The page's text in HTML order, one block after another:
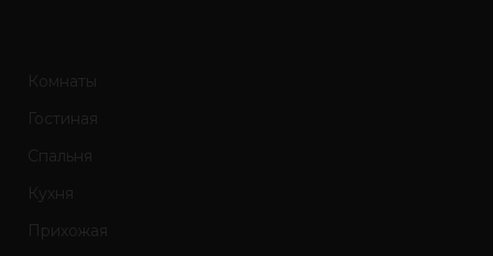
Комнаты
Гостиная
Спальня
Кухня
Прихожая